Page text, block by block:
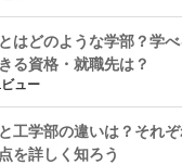
はどのような学部？学
る資格・就職先は？
ュー
工学部の違いは？それ
を詳しく知ろう